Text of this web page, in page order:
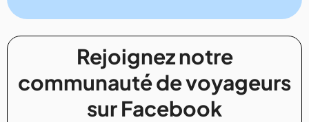
Rejoignez notre
communauté de voyageurs
sur Facebook